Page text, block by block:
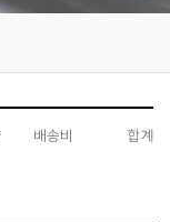
배송비 합계